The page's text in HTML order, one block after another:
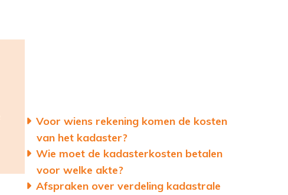
Voor wiens rekening komen de kosten
van het kadaster?
Wie moet de kadasterkosten betalen
voor welke akte?
Afspraken over verdeling kadastrale